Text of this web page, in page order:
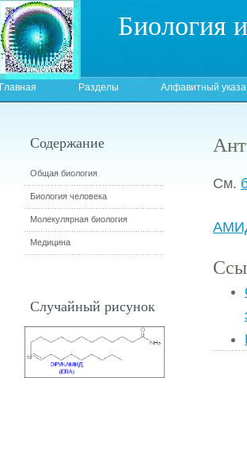
Биология
Главная Разделы Алфавитный
См.
Содержание
Общая биология
Биология человека
Молекулярная биология
Медицина
Случайный рисунок